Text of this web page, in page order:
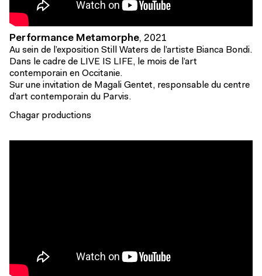
Performance Metamorphe, 2021
Au sein de l’exposition Still Waters de l’artiste Bianca Bondi.
Dans le cadre de LIVE IS LIFE, le mois de l’art
contemporain en Occitanie.
Sur une invitation de Magali Gentet, responsable du centre
d’art contemporain du Parvis.
Chagar productions